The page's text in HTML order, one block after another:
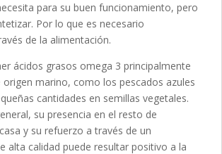
para su buen funcionamiento, pero
Por lo que es necesario
de la alimentación.
ácidos grasos omega 3 principalmente
origen marino, como los pescados azules
cantidades en semillas vegetales.
su presencia en el resto de
y su refuerzo a través de un
alta calidad puede resultar positivo a la